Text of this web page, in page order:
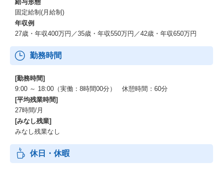
コンピテンシーとビジネスマナーを振り返り、社会人としてのあ
り方を復習します。振り返りをもとに次年度の目標設定を行いま
す。
｜選抜研修
AIやクラウドを中心とした先端テクノロジーを活用・応用できる
エンジニアを育て、ジャパニアスを担う人材を発掘します。
｜メンター制度
新入社員に対して、新卒2～5年目の先輩社員がメンターとなり、
成長やモチベーションを支えます。
｜リーダー研修
ジャパニアスの中核を担うために、リーダーに求められる資質や
能力を身につけます。
｜e-learning
給与形態
固定給制(月給制)
年収例
27歳・年収400万円／35歳・年収550万円／42歳・年収650万円
勤務時間
[勤務時間]
9:00 ～ 18:00（実働：8時間00分） 休憩時間：60分
[平均残業時間]
27時間/月
[みなし残業]
みなし残業なし
休日・休暇